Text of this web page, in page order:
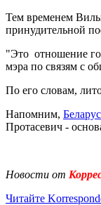
Тем временем
принудительной
"Это отношение
мэра по связям с
По его словам,
Напомним,
Протасевич -
Новости от
Читайте